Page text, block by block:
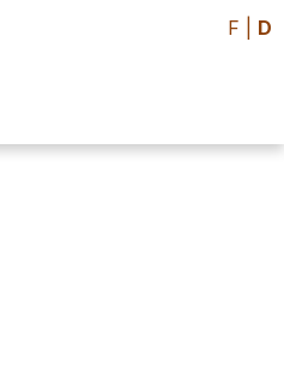
F D